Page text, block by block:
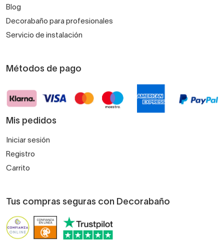
Blog
Decorabaño para profesionales
Servicio de instalación
Métodos de pago
Mis pedidos
Iniciar sesión
Registro
Carrito
Tus compras seguras con Decorabaño